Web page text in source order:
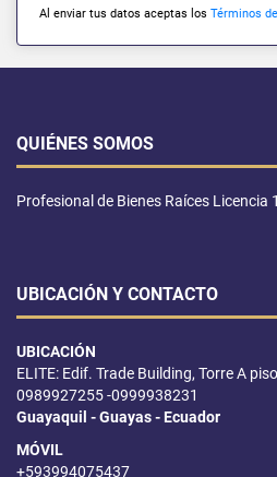
Al enviar tus datos aceptas los Términos
QUIÉNES SOMOS
Profesional de Bienes Raíces Licencia
UBICACIÓN Y CONTACTO
UBICACIÓN
ELITE: Edif. Trade Building, Torre A
0989927255 -0999938231
Guayaquil - Guayas - Ecuador
MÓVIL
+593994075437